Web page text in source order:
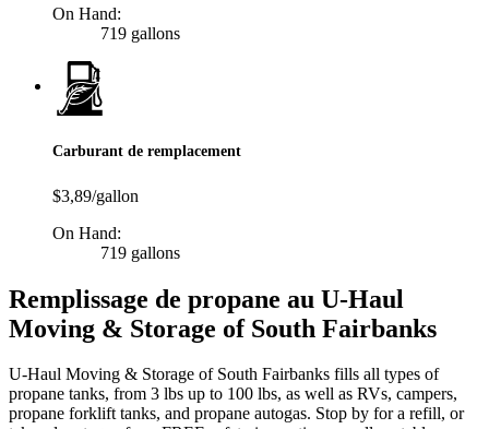
On Hand:
719 gallons
Carburant de remplacement
$3,89/gallon
On Hand:
719 gallons
Remplissage de propane au U-Haul
Moving & Storage of South Fairbanks
U-Haul Moving & Storage of South Fairbanks fills all types of
propane tanks, from 3 lbs up to 100 lbs, as well as RVs, campers,
propane forklift tanks, and propane autogas. Stop by for a refill, or